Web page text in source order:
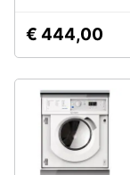
Promozioni
Servizi
Assistenza
clienti
Lavastoviglie
da
Incasso
Frigorifero
incasso
Cottura
€ 444,00